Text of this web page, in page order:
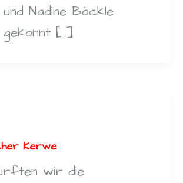
Nadine Böckle
[…]
Kerwe
wir die